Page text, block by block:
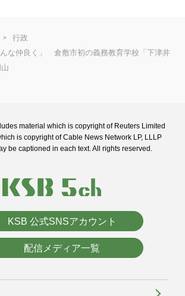
行政
んな仲良く」 倉敷市初の義務教育学校「下津井
material which is copyright of Reuters Limited
is copyright of Cable News Network LP, LLLP
be captioned in each text. All rights reserved.
KSB 公式SNSアカウント
配信メディア一覧